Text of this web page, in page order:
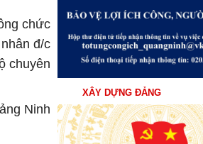
chức
đ/c
chuyên
Ninh
XÂY DỰNG ĐẢNG